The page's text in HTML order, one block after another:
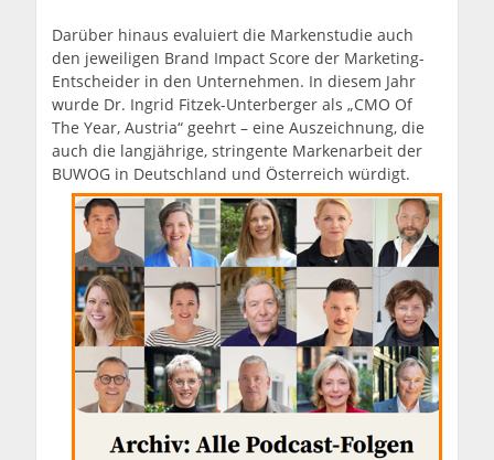
Darüber hinaus evaluiert die Markenstudie auch
den jeweiligen Brand Impact Score der Marketing-
Entscheider in den Unternehmen. In diesem Jahr
wurde Dr. Ingrid Fitzek-Unterberger als „CMO Of
The Year, Austria“ geehrt – eine Auszeichnung, die
auch die langjährige, stringente Markenarbeit der
BUWOG in Deutschland und Österreich würdigt.